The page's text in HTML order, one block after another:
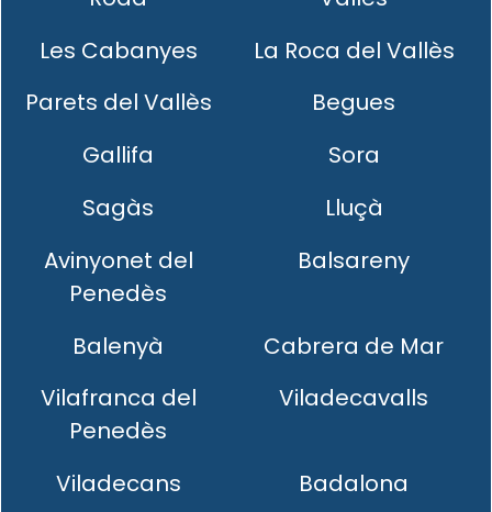
Les Cabanyes
La Roca del Vallès
Parets del Vallès
Begues
Gallifa
Sora
Sagàs
Lluçà
Avinyonet del
Penedès
Balsareny
Balenyà
Cabrera de Mar
Vilafranca del
Penedès
Viladecavalls
Viladecans
Badalona